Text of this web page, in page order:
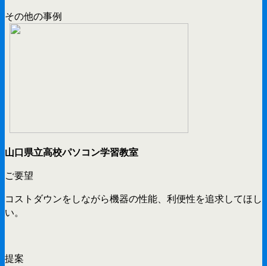
その他の事例
山口県立高校パソコン学習教室
ご要望
コストダウンをしながら機器の性能、利便性を追求してほし
い。
提案